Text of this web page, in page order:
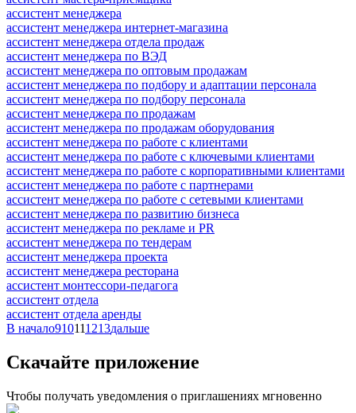
ассистент менеджера
ассистент менеджера интернет-магазина
ассистент менеджера отдела продаж
ассистент менеджера по ВЭД
ассистент менеджера по оптовым продажам
ассистент менеджера по подбору и адаптации персонала
ассистент менеджера по подбору персонала
ассистент менеджера по продажам
ассистент менеджера по продажам оборудования
ассистент менеджера по работе с клиентами
ассистент менеджера по работе с ключевыми клиентами
ассистент менеджера по работе с корпоративными клиентами
ассистент менеджера по работе с партнерами
ассистент менеджера по работе с сетевыми клиентами
ассистент менеджера по развитию бизнеса
ассистент менеджера по рекламе и PR
ассистент менеджера по тендерам
ассистент менеджера проекта
ассистент менеджера ресторана
ассистент монтессори-педагога
ассистент отдела
ассистент отдела аренды
В начало910111213дальше
Скачайте приложение
Чтобы получать уведомления о приглашениях мгновенно